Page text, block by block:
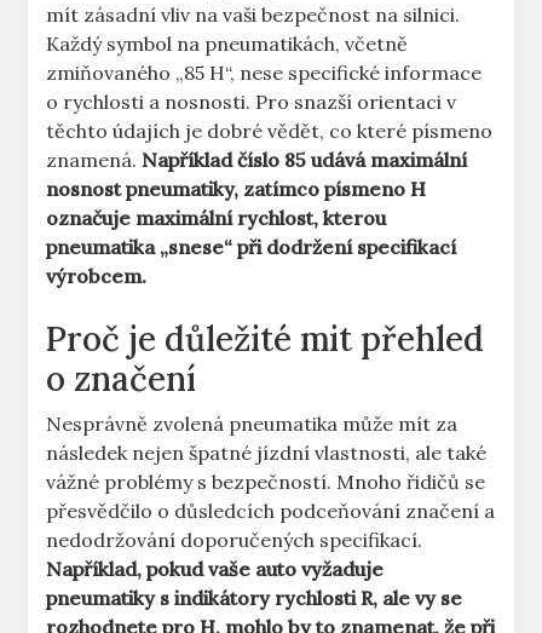
mít zásadní vliv na vaši bezpečnost na silnici.
Každý symbol na pneumatikách, včetně
zmiňovaného „85 H“, nese specifické informace
o rychlosti a nosnosti. Pro snazší orientaci v
těchto údajích je dobré vědět, co které písmeno
znamená. Například číslo 85 udává maximální
nosnost pneumatiky, zatímco písmeno H
označuje maximální rychlost, kterou
pneumatika „snese“ při dodržení specifikací
výrobcem.
Proč je důležité mit přehled
o značení
Nesprávně zvolená pneumatika může mít za
následek nejen špatné jízdní vlastnosti, ale také
vážné problémy s bezpečností. Mnoho řidičů se
přesvědčilo o důsledcích podceňování značení a
nedodržování doporučených specifikací.
Například, pokud vaše auto vyžaduje
pneumatiky s indikátory rychlosti R, ale vy se
rozhodnete pro H, mohlo by to znamenat, že při